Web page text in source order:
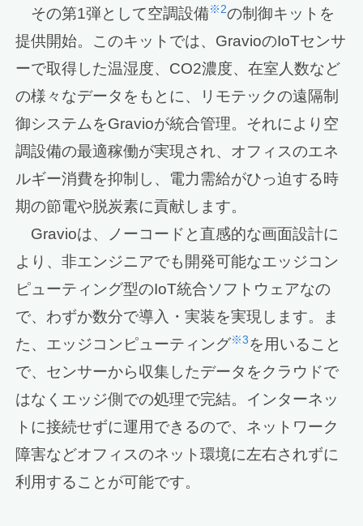
その第1弾として空調設備※2の制御キットを
提供開始。このキットでは、GravioのIoTセンサ
ーで取得した温湿度、CO2濃度、在室人数など
の様々なデータをもとに、リモテックの遠隔制
御システムをGravioが統合管理。それにより空
調設備の最適稼働が実現され、オフィスのエネ
ルギー消費を抑制し、電力需給がひっ迫する時
期の節電や脱炭素に貢献します。
Gravioは、ノーコードと直感的な画面設計に
より、非エンジニアでも開発可能なエッジコン
ピューティング型のIoT統合ソフトウェアなの
で、わずか数分で導入・実装を実現します。ま
た、エッジコンピューティング※3を用いること
で、センサーから収集したデータをクラウドで
はなくエッジ側での処理で完結。インターネッ
トに接続せずに運用できるので、ネットワーク
障害などオフィスのネット環境に左右されずに
利用することが可能です。